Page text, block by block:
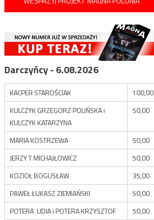
Darczyńcy - 6.08.2026
KACPER STAROŚCIAK
100,00
KULCZYK GRZEGORZ POLIŃSKA i
KULCZYK KATARZYNA
50,00
MARIA KOSTRZEWA
50,00
JERZY T MICHAJŁOWICZ
50,00
KOZIOŁ BOGUSŁAW
35,00
PAWEŁ ŁUKASZ ZIEMIAŃSKI
50,00
POTERA LIDIA i POTERA KRZYSZTOF
50,00